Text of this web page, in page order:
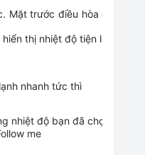
trước điều hòa được
nhiệt độ bạn đã chọn.